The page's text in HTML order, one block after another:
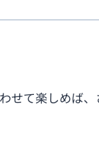
せて楽しめば